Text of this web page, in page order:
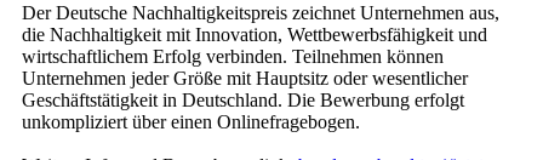
Der Deutsche Nachhaltigkeitspreis zeichnet Unternehmen aus,
die Nachhaltigkeit mit Innovation, Wettbewerbsfähigkeit und
wirtschaftlichem Erfolg verbinden. Teilnehmen können
Unternehmen jeder Größe mit Hauptsitz oder wesentlicher
Geschäftstätigkeit in Deutschland. Die Bewerbung erfolgt
unkompliziert über einen Onlinefragebogen.